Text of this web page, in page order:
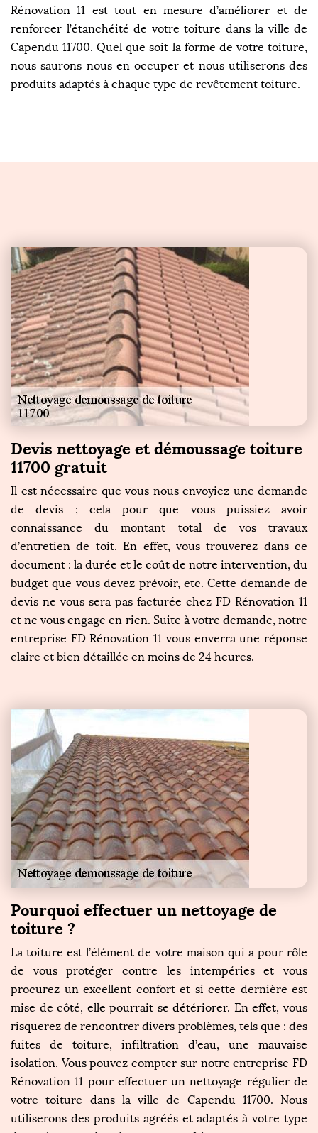
Rénovation 11 est tout en mesure d’améliorer et de
renforcer l’étanchéité de votre toiture dans la ville de
Capendu 11700. Quel que soit la forme de votre toiture,
nous saurons nous en occuper et nous utiliserons des
produits adaptés à chaque type de revêtement toiture.
Devis nettoyage et démoussage toiture
11700 gratuit
Il est nécessaire que vous nous envoyiez une demande
de devis ; cela pour que vous puissiez avoir
connaissance du montant total de vos travaux
d’entretien de toit. En effet, vous trouverez dans ce
document : la durée et le coût de notre intervention, du
budget que vous devez prévoir, etc. Cette demande de
devis ne vous sera pas facturée chez FD Rénovation 11
et ne vous engage en rien. Suite à votre demande, notre
entreprise FD Rénovation 11 vous enverra une réponse
claire et bien détaillée en moins de 24 heures.
Pourquoi effectuer un nettoyage de
toiture ?
La toiture est l’élément de votre maison qui a pour rôle
de vous protéger contre les intempéries et vous
procurez un excellent confort et si cette dernière est
mise de côté, elle pourrait se détériorer. En effet, vous
risquerez de rencontrer divers problèmes, tels que : des
fuites de toiture, infiltration d’eau, une mauvaise
isolation. Vous pouvez compter sur notre entreprise FD
Rénovation 11 pour effectuer un nettoyage régulier de
votre toiture dans la ville de Capendu 11700. Nous
utiliserons des produits agréés et adaptés à votre type